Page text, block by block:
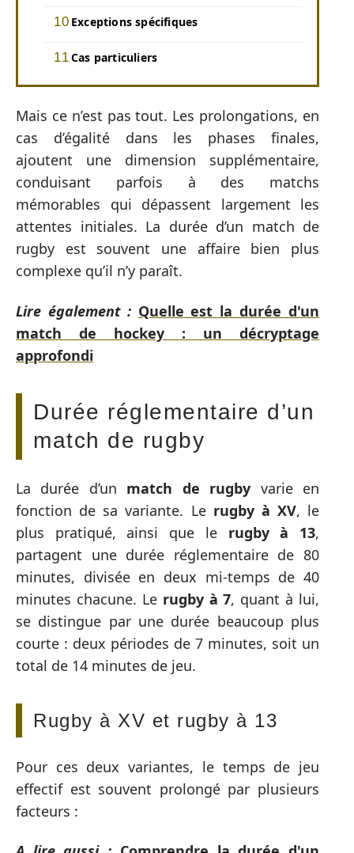
Exceptions spécifiques
Cas particuliers
Mais ce n’est pas tout. Les prolongations, en
cas d’égalité dans les phases finales,
ajoutent une dimension supplémentaire,
conduisant parfois à des matchs
mémorables qui dépassent largement les
attentes initiales. La durée d’un match de
rugby est souvent une affaire bien plus
complexe qu’il n’y paraît.
Lire également : Quelle est la durée d'un
match de hockey : un décryptage
approfondi
Durée réglementaire d’un
match de rugby
La durée d’un match de rugby varie en
fonction de sa variante. Le rugby à XV, le
plus pratiqué, ainsi que le rugby à 13,
partagent une durée réglementaire de 80
minutes, divisée en deux mi-temps de 40
minutes chacune. Le rugby à 7, quant à lui,
se distingue par une durée beaucoup plus
courte : deux périodes de 7 minutes, soit un
total de 14 minutes de jeu.
Rugby à XV et rugby à 13
Pour ces deux variantes, le temps de jeu
effectif est souvent prolongé par plusieurs
facteurs :